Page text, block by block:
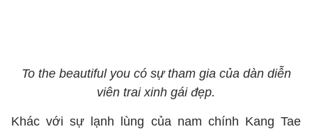
To the beautiful you có sự tham gia của dàn diễn
viên trai xinh gái đẹp.
Khác với sự lạnh lùng của nam chính Kang Tae